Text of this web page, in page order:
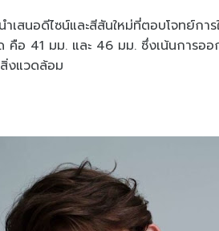
นำเสนอดีไซน์และสีสันใหม่ที่ตอบโจทย์ก
คือ 41 มม. และ 46 มม. ซึ่งเน้นการ
งแวดล้อม